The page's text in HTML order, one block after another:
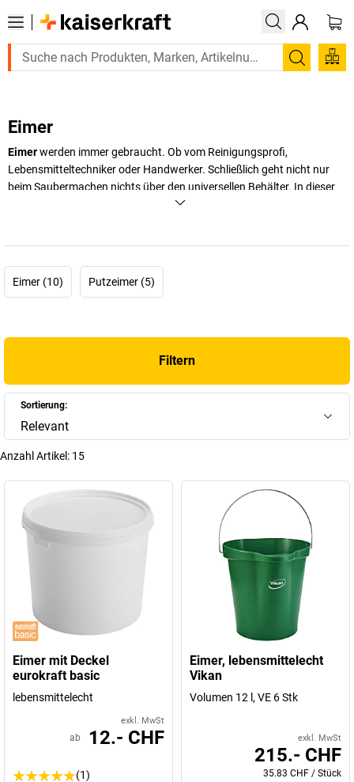
Suchen
Eimer
Eimerwerden immer gebraucht. Ob vom Reinigungsprofi,
Lebensmitteltechniker oder Handwerker. Schließlich geht nicht nur
beim Saubermachen nichts über den universellen Behälter. In dieser
Kunststoffeimer
in Industrie, Werkstatt und Büro. Ob zur Portionierung von
Eimern erwarten dürfen, als nur zuverlässige
überraschend viele Aufgaben in Betrieb und Gewerbe.
Mehr anzeigen
Eimer (10) Putzeimer (5)
Filtern
Sortierung:
Relevant
Anzahl Artikel: 15
Eimer mit Deckel
eurokraft basic
lebensmittelecht
exkl. MwSt
ab 12.- CHF
(1)
Eimer, lebensmittelecht
Vikan
Volumen 12 l, VE 6 Stk
exkl. MwSt
215.- CHF
35.83 CHF / Stück